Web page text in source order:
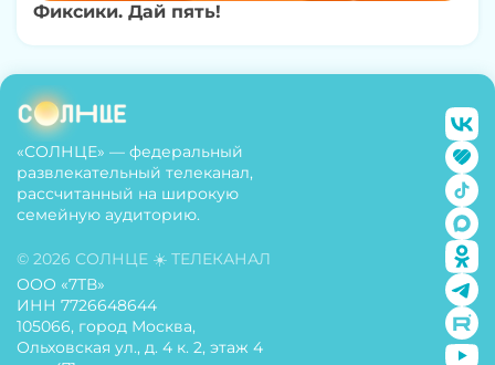
Фиксики. Дай пять!
«СОЛНЦЕ» — федеральный
развлекательный телеканал,
рассчитанный на широкую
семейную аудиторию.
© 2026 СОЛНЦЕ ☀️ ТЕЛЕКАНАЛ
ООО «7ТВ»
ИНН 7726648644
105066, город Москва,
Ольховская ул., д. 4 к. 2, этаж 4